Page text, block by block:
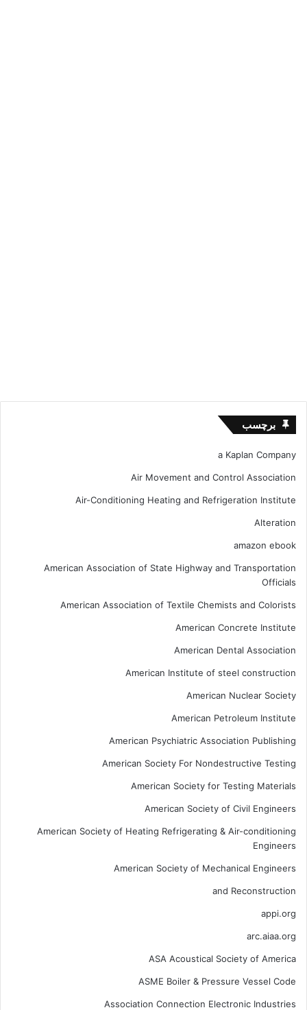
برچسب
a Kaplan Company
Air Movement and Control Association
Air-Conditioning Heating and Refrigeration Institute
Alteration
amazon ebook
American Association of State Highway and Transportation
Officials
American Association of Textile Chemists and Colorists
American Concrete Institute
American Dental Association
American Institute of steel construction
American Nuclear Society
American Petroleum Institute
American Psychiatric Association Publishing
American Society For Nondestructive Testing
American Society for Testing Materials
American Society of Civil Engineers
American Society of Heating Refrigerating & Air-conditioning
Engineers
American Society of Mechanical Engineers
and Reconstruction
appi.org
arc.aiaa.org
ASA Acoustical Society of America
ASME Boiler & Pressure Vessel Code
Association Connection Electronic Industries